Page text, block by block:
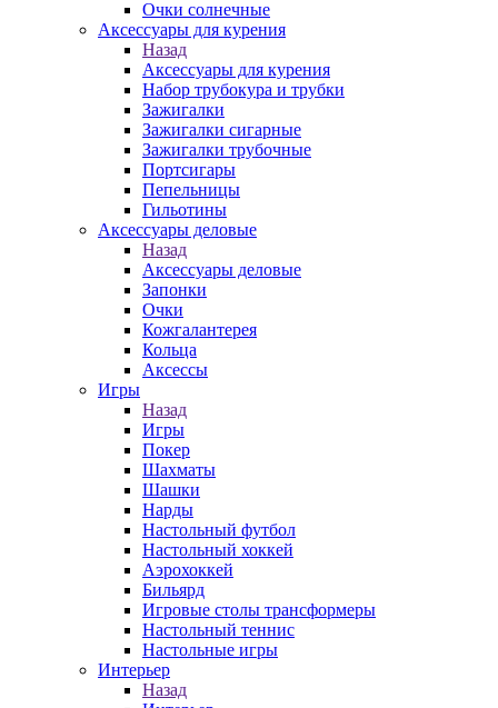
Очки солнечные
Аксессуары для курения
Назад
Аксессуары для курения
Набор трубокура и трубки
Зажигалки
Зажигалки сигарные
Зажигалки трубочные
Портсигары
Пепельницы
Гильотины
Аксессуары деловые
Назад
Аксессуары деловые
Запонки
Очки
Кожгалантерея
Кольца
Аксессы
Игры
Назад
Игры
Покер
Шахматы
Шашки
Нарды
Настольный футбол
Настольный хоккей
Аэрохоккей
Бильярд
Игровые столы трансформеры
Настольный теннис
Настольные игры
Интерьер
Назад